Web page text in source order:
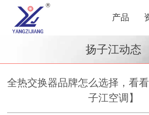
产品
扬子江动态
全热交换器品牌怎么选择，看
子江空调】